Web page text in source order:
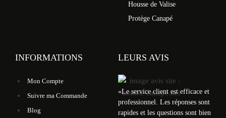
Housse de Valise
Protège Canapé
INFORMATIONS
Mon Compte
Suivre ma Commande
Blog
LEURS AVIS
«Le service client est efficace et
professionnel. Les réponses sont
rapides et les questions sont bien